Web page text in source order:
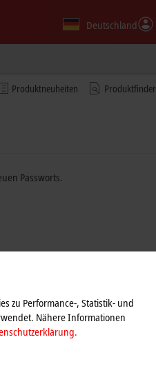
Deutschland
Produktneuheiten Produktfinder
Passworts.
zu Performance-, Statistik- und
Nähere Informationen